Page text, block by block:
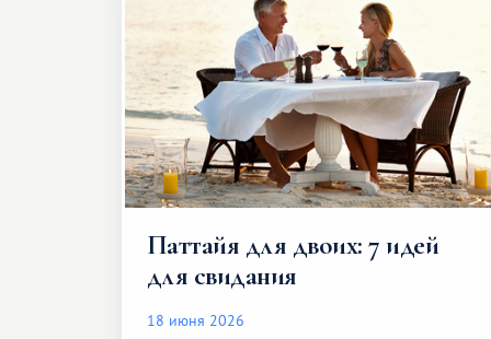
Паттайя для двоих: 7 идей
для свидания
18 июня 2026